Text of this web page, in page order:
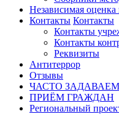
Независимая оценка
Контакты Контакты
Контакты
Контакты
Реквизиты
Антитеррор
Отзывы
ЧАСТО
ПРИЁМ ГРАЖДАН
Региональный